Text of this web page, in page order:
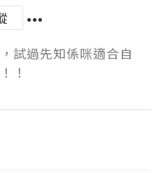
試過先知係咪適合自
！